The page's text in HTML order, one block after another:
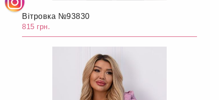
Вітровка №93830
815 грн.